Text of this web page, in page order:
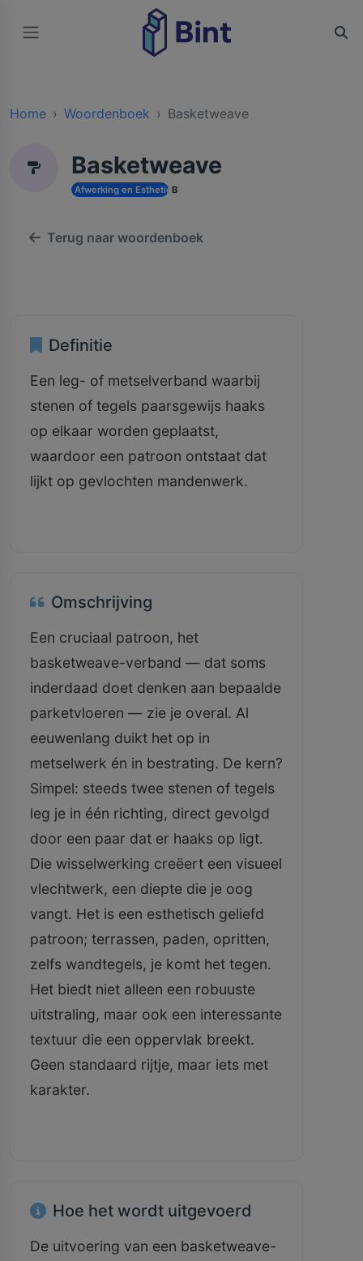
Home Woordenboek Basketweave
Basketweave
Afwerking en Esthetiek
B
Terug naar woordenboek
Definitie
Een leg- of metselverband waarbij
stenen of tegels paarsgewijs haaks
op elkaar worden geplaatst,
waardoor een patroon ontstaat dat
lijkt op gevlochten mandenwerk.
Omschrijving
Een cruciaal patroon, het
basketweave-verband — dat soms
inderdaad doet denken aan bepaalde
parketvloeren — zie je overal. Al
eeuwenlang duikt het op in
metselwerk én in bestrating. De kern?
Simpel: steeds twee stenen of tegels
leg je in één richting, direct gevolgd
door een paar dat er haaks op ligt.
Die wisselwerking creëert een visueel
vlechtwerk, een diepte die je oog
vangt. Het is een esthetisch geliefd
patroon; terrassen, paden, opritten,
zelfs wandtegels, je komt het tegen.
Het biedt niet alleen een robuuste
uitstraling, maar ook een interessante
textuur die een oppervlak breekt.
Geen standaard rijtje, maar iets met
karakter.
Hoe het wordt uitgevoerd
De uitvoering van een basketweave-